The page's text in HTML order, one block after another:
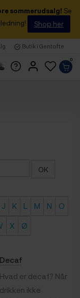
sommerudsalg! Se
Shop her
Butik i Gentofte
0
J K L M N
O
X Ø
Decaf
Hvad er decaf? Når
drikken ikke